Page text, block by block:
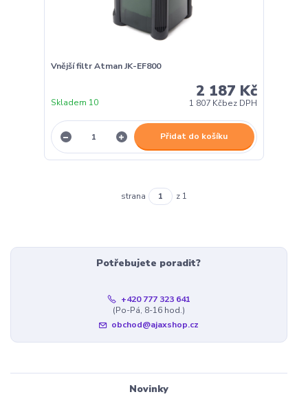
Vnější filtr Atman JK-EF800
2 187 Kč
1 807 Kčbez DPH
Skladem 10
Přidat do košíku
strana z 1
Potřebujete poradit?
+420 777 323 641
(Po-Pá, 8-16 hod.)
obchod@ajaxshop.cz
Novinky